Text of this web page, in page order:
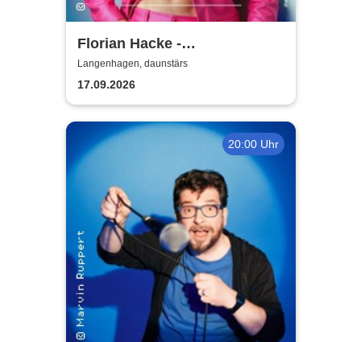
Florian Hacke -
Authentischkeit
Langenhagen, daunstärs
17.09.2026
20:00 Uhr